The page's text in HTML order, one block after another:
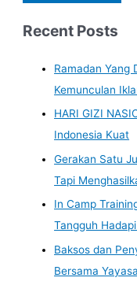
Recent Posts
Ramadan Yang
Kemunculan
HARI GIZI
Indonesia Kuat
Gerakan Satu
Tapi
In Camp
Tangguh
Baksos dan
Bersama